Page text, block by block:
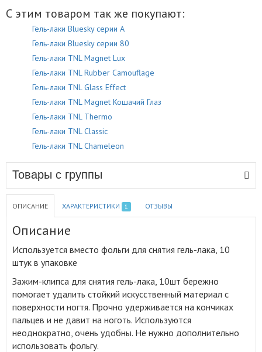
С этим товаром так же покупают:
Гель-лаки Bluesky серии A
Гель-лаки Bluesky серии 80
Гель-лаки TNL Magnet Lux
Гель-лаки TNL Rubber Camouflage
Гель-лаки TNL Glass Effect
Гель-лаки TNL Magnet Кошачий Глаз
Гель-лаки TNL Thermo
Гель-лаки TNL Classic
Гель-лаки TNL Chameleon
Товары с группы
ОПИСАНИЕ ХАРАКТЕРИСТИКИ 1 ОТЗЫВЫ
Описание
Используется вместо фольги для снятия гель-лака, 10
штук в упаковке
Зажим-клипса для снятия гель-лака, 10шт бережно
помогает удалить стойкий искусственный материал с
поверхности ногтя. Прочно удерживается на кончиках
пальцев и не давит на ноготь. Используются
неоднократно, очень удобны. Не нужно дополнительно
использовать фольгу.